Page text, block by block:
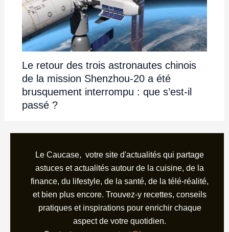
Le retour des trois astronautes chinois
de la mission Shenzhou-20 a été
brusquement interrompu : que s’est-il
passé ?
Le Caucase, votre site d'actualités qui partage
astuces et actualités autour de la cuisine, de la
finance, du lifestyle, de la santé, de la télé-réalité,
et bien plus encore. Trouvez-y recettes, conseils
pratiques et inspirations pour enrichir chaque
aspect de votre quotidien.